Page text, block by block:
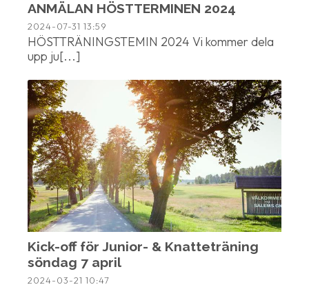
ANMÄLAN HÖSTTERMINEN 2024
2024-07-31 13:59
HÖSTTRÄNINGSTEMIN 2024 Vi kommer dela
upp ju[...]
Kick-off för Junior- & Knatteträning
söndag 7 april
2024-03-21 10:47